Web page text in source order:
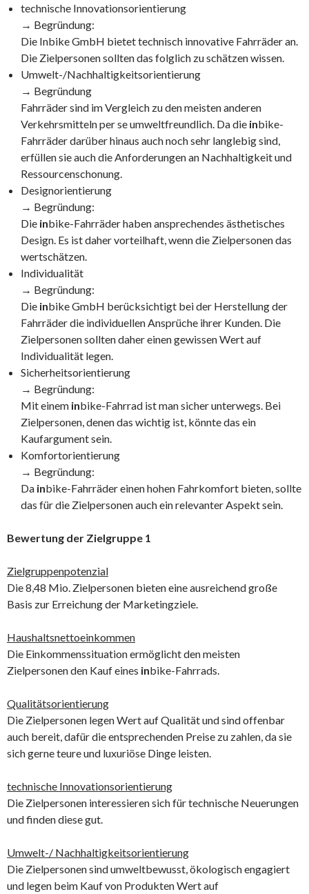
technische Innovationsorientierung
→ Begründung:
Die Inbike GmbH bietet technisch innovative Fahrräder an.
Die Zielpersonen sollten das folglich zu schätzen wissen.
Umwelt-/Nachhaltigkeitsorientierung
→ Begründung
Fahrräder sind im Vergleich zu den meisten anderen
Verkehrsmitteln per se umweltfreundlich. Da die inbike-
Fahrräder darüber hinaus auch noch sehr langlebig sind,
erfüllen sie auch die Anforderungen an Nachhaltigkeit und
Ressourcenschonung.
Designorientierung
→ Begründung:
Die inbike-Fahrräder haben ansprechendes ästhetisches
Design. Es ist daher vorteilhaft, wenn die Zielpersonen das
wertschätzen.
Individualität
→ Begründung:
Die inbike GmbH berücksichtigt bei der Herstellung der
Fahrräder die individuellen Ansprüche ihrer Kunden. Die
Zielpersonen sollten daher einen gewissen Wert auf
Individualität legen.
Sicherheitsorientierung
→ Begründung:
Mit einem inbike-Fahrrad ist man sicher unterwegs. Bei
Zielpersonen, denen das wichtig ist, könnte das ein
Kaufargument sein.
Komfortorientierung
→ Begründung:
Da inbike-Fahrräder einen hohen Fahrkomfort bieten, sollte
das für die Zielpersonen auch ein relevanter Aspekt sein.
Bewertung der Zielgruppe 1
Zielgruppenpotenzial
Die 8,48 Mio. Zielpersonen bieten eine ausreichend große
Basis zur Erreichung der Marketingziele.
Haushaltsnettoeinkommen
Die Einkommenssituation ermöglicht den meisten
Zielpersonen den Kauf eines inbike-Fahrrads.
Qualitätsorientierung
Die Zielpersonen legen Wert auf Qualität und sind offenbar
auch bereit, dafür die entsprechenden Preise zu zahlen, da sie
sich gerne teure und luxuriöse Dinge leisten.
technische Innovationsorientierung
Die Zielpersonen interessieren sich für technische Neuerungen
und finden diese gut.
Umwelt-/ Nachhaltigkeitsorientierung
Die Zielpersonen sind umweltbewusst, ökologisch engagiert
und legen beim Kauf von Produkten Wert auf